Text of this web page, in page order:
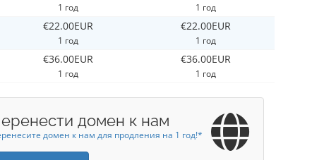
1 год 1 год
€22.00EUR
1 год
€22.00EUR
1 год
€36.00EUR
1 год
€36.00EUR
1 год
домен к нам
домен к нам для продления на 1 год!*